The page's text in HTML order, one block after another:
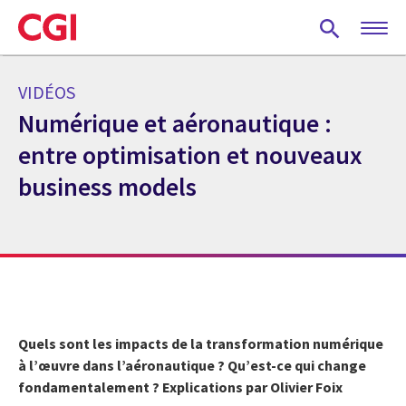
Skip
to
main
VIDÉOS
Numérique et aéronautique :
entre optimisation et nouveaux
business models
Quels sont les impacts de la transformation numérique
à l’œuvre dans l’aéronautique ? Qu’est-ce qui change
fondamentalement ? Explications par Olivier Foix